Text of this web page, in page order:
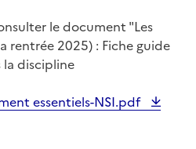
le document "Les
rentrée 2025) : Fiche guide
discipline
essentiels-NSI.pdf